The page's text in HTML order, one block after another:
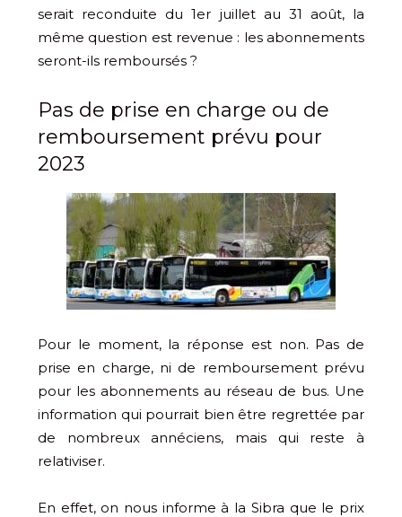
serait reconduite du 1er juillet au 31 août, la
même question est revenue : les abonnements
seront-ils remboursés ?
Pas de prise en charge ou de
remboursement prévu pour
2023
Pour le moment, la réponse est non. Pas de
prise en charge, ni de remboursement prévu
pour les abonnements au réseau de bus. Une
information qui pourrait bien être regrettée par
de nombreux annéciens, mais qui reste à
relativiser.
En effet, on nous informe à la Sibra que le prix